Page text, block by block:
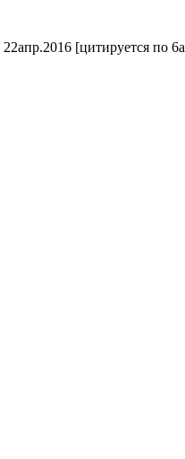
[цитируется по